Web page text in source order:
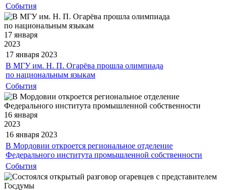
События
17 января
2023
17 января 2023
В МГУ им. Н. П. Огарёва прошла олимпиада
по национальным языкам
События
16 января
2023
16 января 2023
В Мордовии откроется региональное отделение
Федерального института промышленной собственности
События